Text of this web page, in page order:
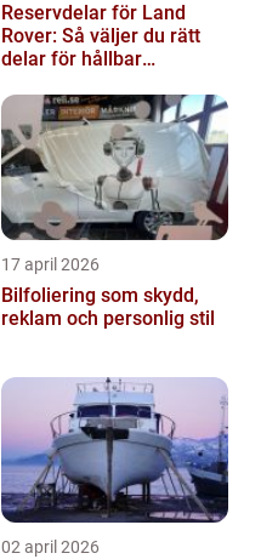
Reservdelar för Land
Rover: Så väljer du rätt
delar för hållbar
17 april 2026
Bilfoliering som skydd,
reklam och personlig stil
02 april 2026